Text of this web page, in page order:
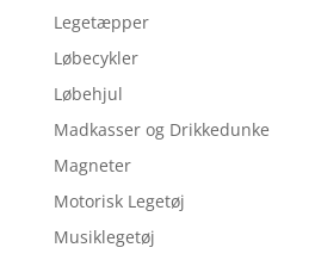
Legetæpper
Løbecykler
Løbehjul
Madkasser og Drikkedunke
Magneter
Motorisk Legetøj
Musiklegetøj